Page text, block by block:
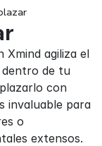
Xmind agiliza el
de tu
con
invaluable para
o
extensos.